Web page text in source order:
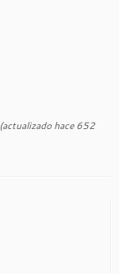
(actualizado hace 652